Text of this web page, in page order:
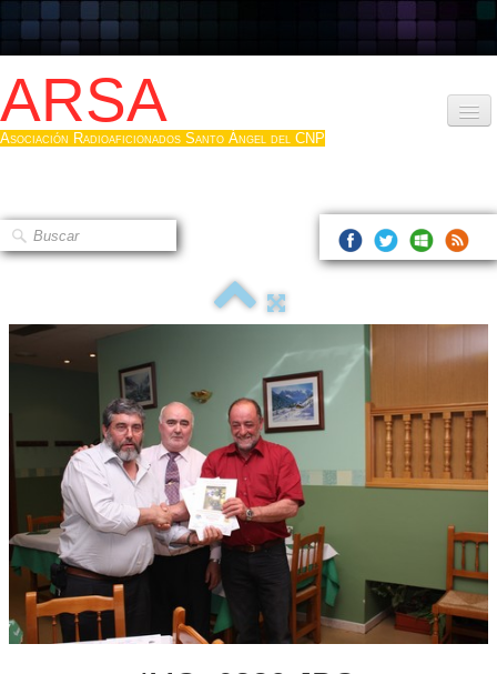
ARSA
Asociación Radioaficionados Santo Ángel del CNP
Que es la ARSA
Hacerse socio
Log diploma en Pdf
Sistemas Digitales
Noticias de interés
Contacto